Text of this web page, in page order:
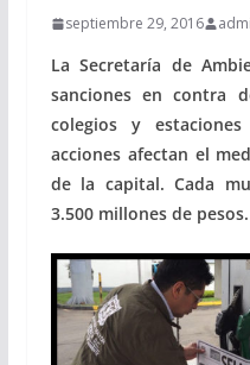
septiembre 29, 2016
La Secretaría de
sanciones en contra
colegios y
acciones afectan el
de la capital. Cada
3.500 millones de pesos.